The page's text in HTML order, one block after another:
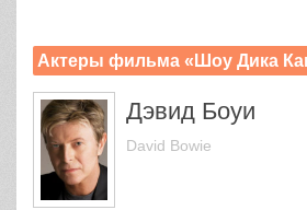
Актеры фильма «Шоу Дика
Дэвид Боуи
David Bowie